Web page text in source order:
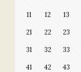
11 12 13
21 22 23
31 32 33
41 42 43